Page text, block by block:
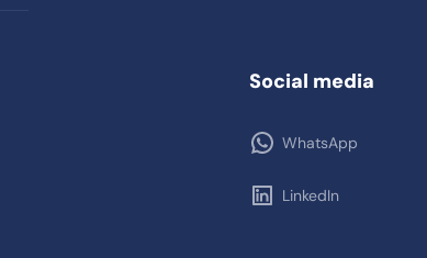
Social media
WhatsApp
LinkedIn